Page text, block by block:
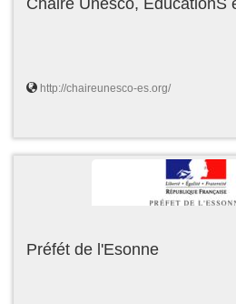
http://chaireunesco-es.org/
Préfét de l'Esonne